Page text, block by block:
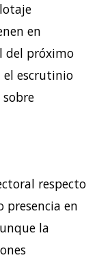
en
del próximo
escrutinio
respecto
en
la